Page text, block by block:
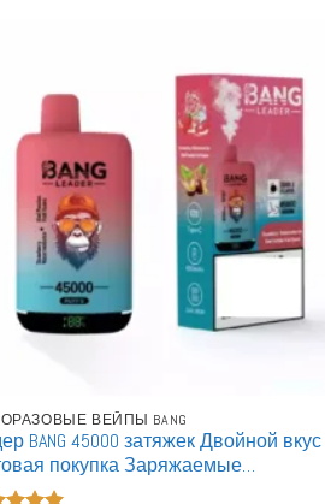
ВЕЙПЫ BANG
BANG 45000 затяжек Двойной вкус
покупка Заряжаемые
вейпы